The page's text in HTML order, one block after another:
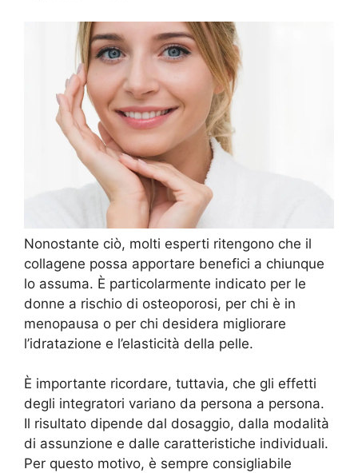
Nonostante ciò, molti esperti ritengono che il
collagene possa apportare benefici a chiunque
lo assuma. È particolarmente indicato per le
donne a rischio di osteoporosi, per chi è in
menopausa o per chi desidera migliorare
l’idratazione e l’elasticità della pelle.
È importante ricordare, tuttavia, che gli effetti
degli integratori variano da persona a persona.
Il risultato dipende dal dosaggio, dalla modalità
di assunzione e dalle caratteristiche individuali.
Per questo motivo, è sempre consigliabile